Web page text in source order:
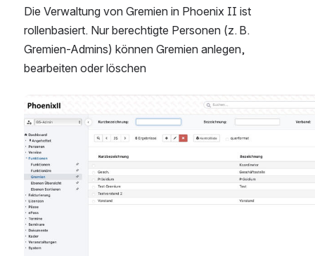
Die Verwaltung von Gremien in Phoenix II ist
rollenbasiert. Nur berechtigte Personen (z. B.
Gremien-Admins) können Gremien anlegen,
bearbeiten oder löschen
Open